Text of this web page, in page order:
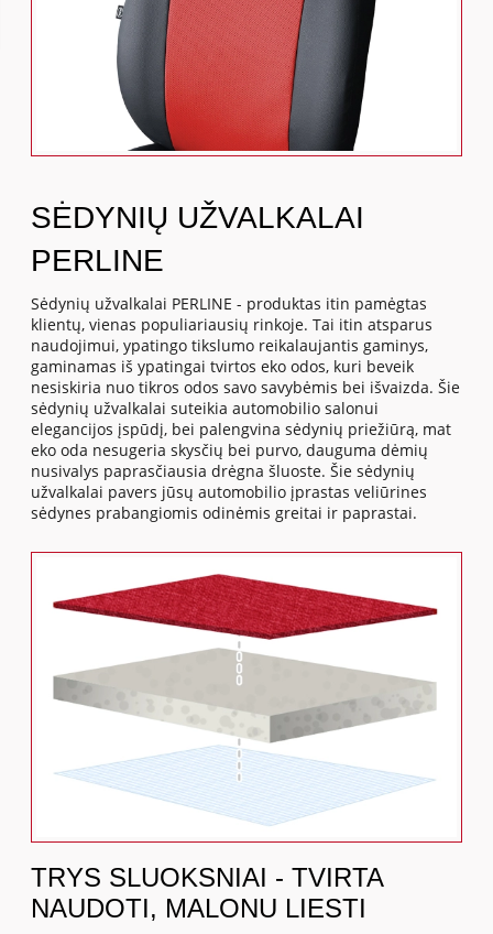
SĖDYNIŲ UŽVALKALAI
PERLINE
Sėdynių užvalkalai PERLINE - produktas itin pamėgtas
klientų, vienas populiariausių rinkoje. Tai itin atsparus
naudojimui, ypatingo tikslumo reikalaujantis gaminys,
gaminamas iš ypatingai tvirtos eko odos, kuri beveik
nesiskiria nuo tikros odos savo savybėmis bei išvaizda. Šie
sėdynių užvalkalai suteikia automobilio salonui
elegancijos įspūdį, bei palengvina sėdynių priežiūrą, mat
eko oda nesugeria skysčių bei purvo, dauguma dėmių
nusivalys paprasčiausia drėgna šluoste. Šie sėdynių
užvalkalai pavers jūsų automobilio įprastas veliūrines
sėdynes prabangiomis odinėmis greitai ir paprastai.
TRYS SLUOKSNIAI - TVIRTA
NAUDOTI, MALONU LIESTI